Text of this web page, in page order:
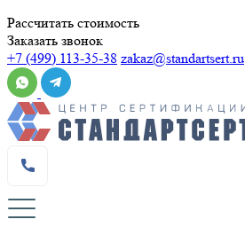
Рассчитать стоимость
Заказать звонок
+7 (499) 113-35-38 zakaz@standartsert.ru